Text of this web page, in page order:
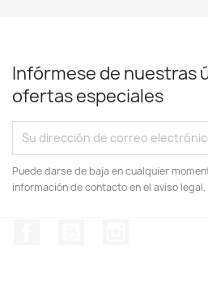
Infórmese de nuestras
ofertas especiales
Puede darse de baja en cualquier
información de contacto en el aviso legal.